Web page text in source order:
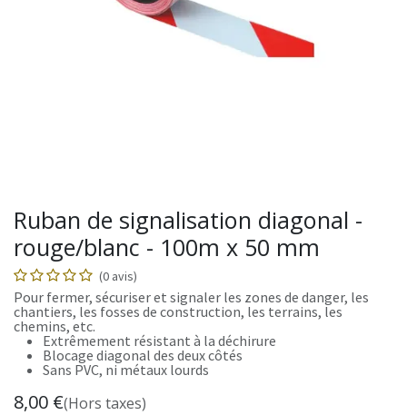
Ruban de signalisation diagonal -
rouge/blanc - 100m x 50 mm
(0 avis)
Pour fermer, sécuriser et signaler les zones de danger, les
chantiers, les fosses de construction, les terrains, les
chemins, etc.
Extrêmement résistant à la déchirure
Blocage diagonal des deux côtés
Sans PVC, ni métaux lourds
8,00 €(Hors taxes)